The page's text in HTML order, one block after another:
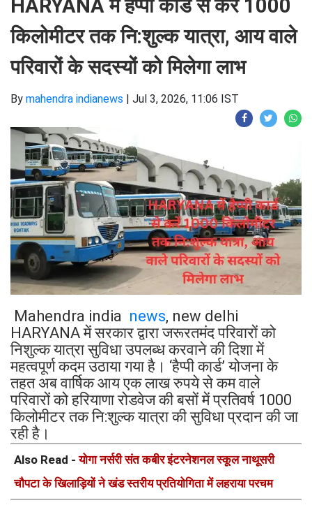
HARYANA में हैप्पी कार्ड से करें 1000
किलोमीटर तक नि:शुल्क यात्रा, आय वाले
परिवारों के सदस्यों को मिलेगा लाभ
By mahendra indianews | Jul 3, 2026, 11:06 IST
Mahendra india news, new delhi
HARYANA में सरकार द्वारा जरूरतमंद परिवारों को
निशुल्क यात्रा सुविधा उपलब्ध करवाने की दिशा में
महत्वपूर्ण कदम उठाया गया है। ‘हैप्पी कार्ड’ योजना के
तहत अब वार्षिक आय एक लाख रुपये से कम वाले
परिवारों को हरियाणा रोडवेज की बसों में प्रतिवर्ष 1000
किलोमीटर तक नि:शुल्क यात्रा की सुविधा प्रदान की जा
रही है।
Also Read -योगा नर्सरी संत कबीर इंटरनेशनल स्कूल नाथूसरी
चौपटा के खिलाड़ियों ने खंड स्तरीय प्रतियोगिता में लहराया परचम